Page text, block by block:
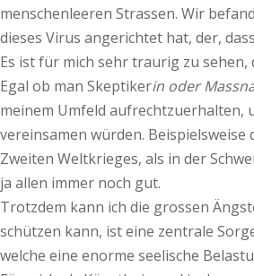
menschenleeren Strassen. Wir
dieses Virus angerichtet hat, der,
Es ist für mich sehr traurig zu
Egal ob man Skeptikerin oder
meinem Umfeld aufrechtzuerhalten,
vereinsamen würden.
Zweiten Weltkrieges, als in der
ja allen immer noch gut.
Trotzdem kann ich die grossen
schützen kann, ist eine zentrale
welche eine enorme seelische